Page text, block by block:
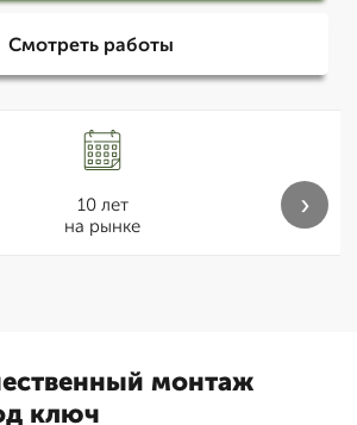
Смотреть работы
10 лет
на рынке
›
монтаж
ключ